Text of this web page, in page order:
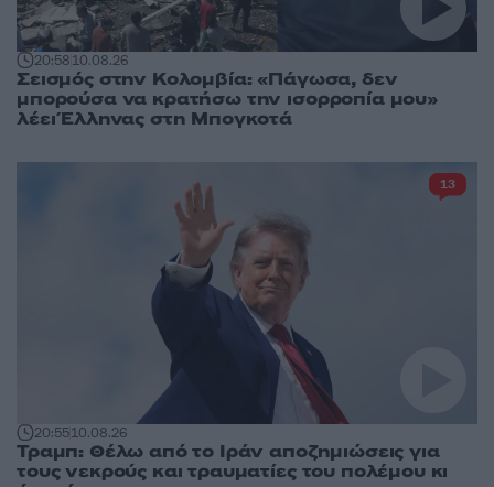
20:5810.08.26
Σεισμός στην Κολομβία: «Πάγωσα, δεν
μπορούσα να κρατήσω την ισορροπία μου»
λέει Έλληνας στη Μπογκοτά
20:5510.08.26
Τραμπ: Θέλω από το Ιράν αποζημιώσεις για
τους νεκρούς και τραυματίες του πολέμου κι
13